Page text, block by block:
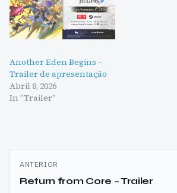
Another Eden Begins –
Trailer de apresentação
Abril 8, 2026
In "Trailer"
Navegação
de
ANTERIOR
Return from Core – Trailer